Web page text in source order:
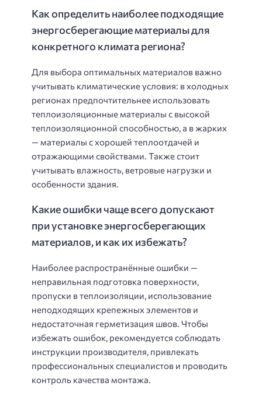
Как определить наиболее подходящие
энергосберегающие материалы для
конкретного климата региона?
Для выбора оптимальных материалов важно
учитывать климатические условия: в холодных
регионах предпочтительнее использовать
теплоизоляционные материалы с высокой
теплоизоляционной способностью, а в жарких
— материалы с хорошей теплоотдачей и
отражающими свойствами. Также стоит
учитывать влажность, ветровые нагрузки и
особенности здания.
Какие ошибки чаще всего допускают
при установке энергосберегающих
материалов, и как их избежать?
Наиболее распространённые ошибки —
неправильная подготовка поверхности,
пропуски в теплоизоляции, использование
неподходящих крепежных элементов и
недостаточная герметизация швов. Чтобы
избежать ошибок, рекомендуется соблюдать
инструкции производителя, привлекать
профессиональных специалистов и проводить
контроль качества монтажа.